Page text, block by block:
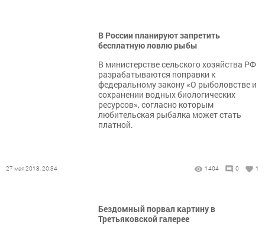
В России планируют запретить
бесплатную ловлю рыбы
В министерстве сельского хозяйства РФ
разрабатываются поправки к
федеральному закону «О рыболовстве и
сохранении водных биологических
ресурсов», согласно которым
любительская рыбалка может стать
платной.
27 мая 2018, 20:34 1404 0 1
Бездомный порвал картину в
Третьяковской галерее